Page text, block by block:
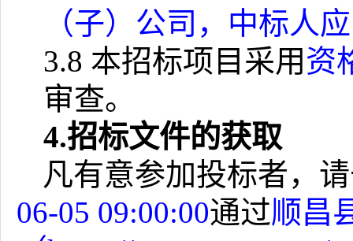
（子）公司，中标人
3.8 本招标项目采用 资
审查。
4.招标文件的获取
凡有意参加投标者，
06-05 09:00:00通过顺昌